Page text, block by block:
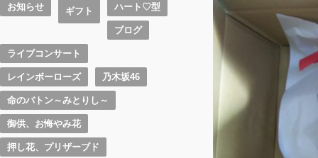
お知らせ ギフト ハート♡型
ブログ
ライブコンサート
レインボーローズ 乃木坂46
命のバトン～みとりし～
御供、お悔やみ花
押し花、プリザーブド